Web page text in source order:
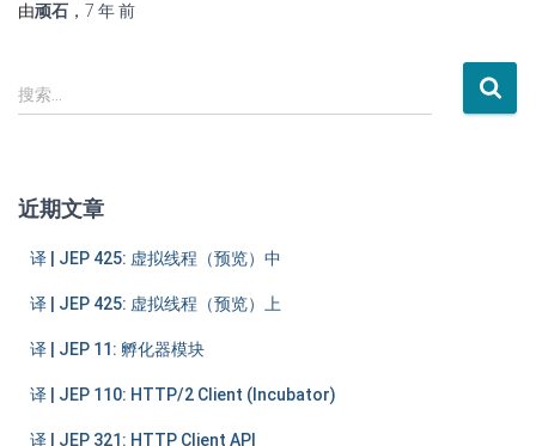
由顽石 ， 7 年前
搜
索
搜索…
近期文章
译 | JEP 425: 虚拟线程（预览）中
译 | JEP 425: 虚拟线程（预览）上
译 | JEP 11: 孵化器模块
译 | JEP 110: HTTP/2 Client (Incubator)
译 | JEP 321: HTTP Client API